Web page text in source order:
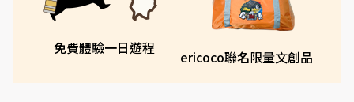
免費體驗一日遊程
ericoco聯名限量文創品